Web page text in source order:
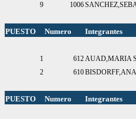
9
1006
PUESTO Numero Integrantes
1 612AUAD,MARIA
2
610
PUESTO Numero Integrantes